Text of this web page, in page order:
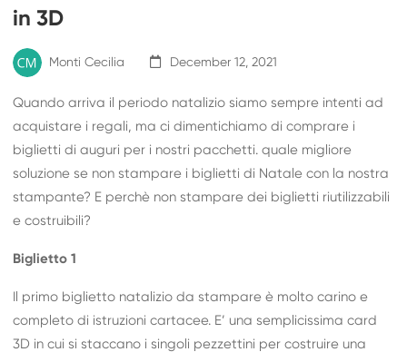
in 3D
Monti Cecilia December 12, 2021
Quando arriva il periodo natalizio siamo sempre intenti ad
acquistare i regali, ma ci dimentichiamo di comprare i
biglietti di auguri per i nostri pacchetti. quale migliore
soluzione se non stampare i biglietti di Natale con la nostra
stampante? E perchè non stampare dei biglietti riutilizzabili
e costruibili?
Biglietto 1
Il primo biglietto natalizio da stampare è molto carino e
completo di istruzioni cartacee. E’ una semplicissima card
3D in cui si staccano i singoli pezzettini per costruire una